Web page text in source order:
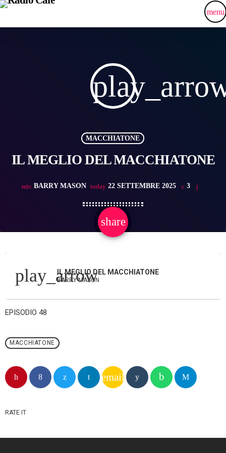
menu
MACCHIATONE
IL MEGLIO DEL MACCHIATONE
mic BARRY MASON today 22 SETTEMBRE 2025 3
share
email
play_arrowIL MEGLIO DEL MACCHIATONE
BARRY MASON
EPISODIO 48
MACCHIATONE
email
RATE IT